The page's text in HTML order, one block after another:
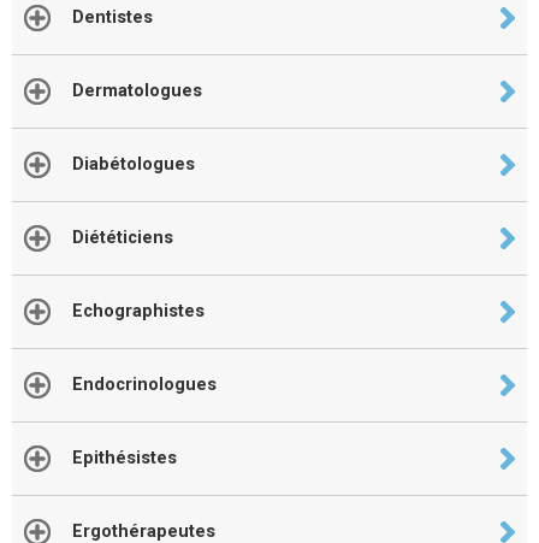
Dentistes
Dermatologues
Diabétologues
Diététiciens
Echographistes
Endocrinologues
Epithésistes
Ergothérapeutes